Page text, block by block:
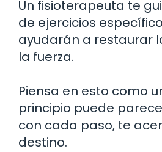
Un fisioterapeuta te
de ejercicios
ayudarán a restaurar
la fuerza.
Piensa en esto como
principio puede
con cada paso, te
destino.